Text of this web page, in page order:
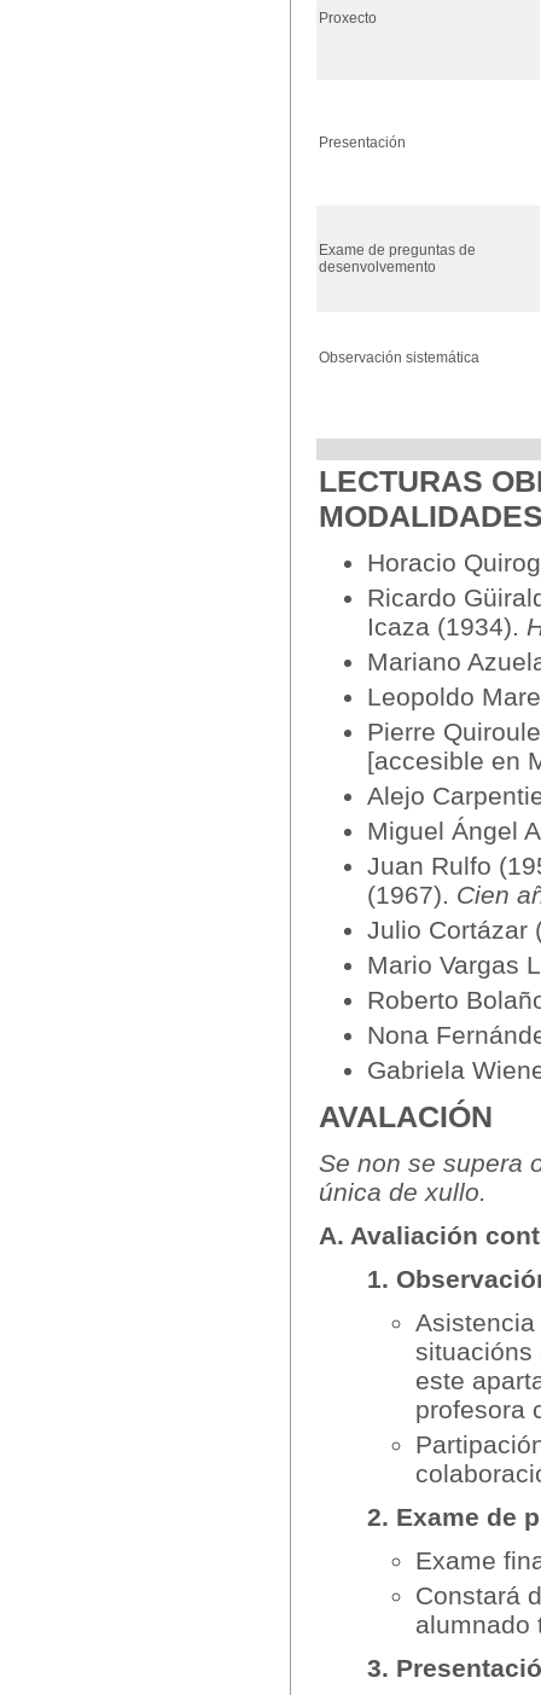
Proxecto
Presentación
Exame de preguntas de
desenvolvemento
Observación sistemática
LECTURAS
Horacio
Ricardo
Icaza (1934).
Mariano
Leopoldo
Pierre
[accesible en
Alejo
Miguel Ángel
Juan Rulfo
(1967). Cien
Julio Cortázar
Mario Vargas
Roberto
Nona
Gabriela
AVALACIÓN
Se non se supera
única de xullo.
A. Avaliación
1.
situacións
este
profesora
2. Exame de
Exame
Constará
alumnado
3.